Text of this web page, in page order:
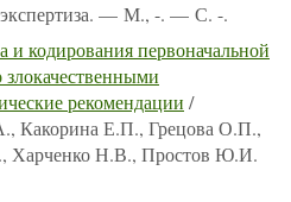
экспертиза. — М., -. — С. -.
кодирования первоначальной
рекомендации /
Какорина Е.П., Грецова О.П.,
Харченко Н.В., Простов Ю.И.